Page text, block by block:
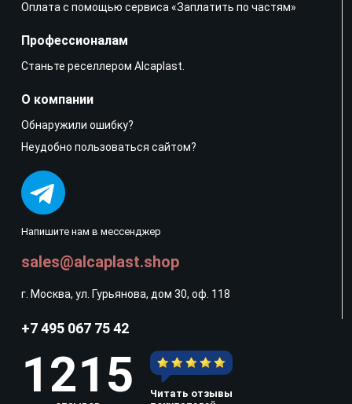
Напишите нам в мессенджер
sales@alcaplast.shop
г. Москва, ул. Гурьянова, дом 30, оф. 118
Оплата с помощью сервиса «Заплатить по частям»
Профессионалам
Станьте реселлером Alcaplast.
О компании
Обнаружили ошибку?
Неудобно пользоваться сайтом?
+7 495 067 75 42
1215
Читать отзывы